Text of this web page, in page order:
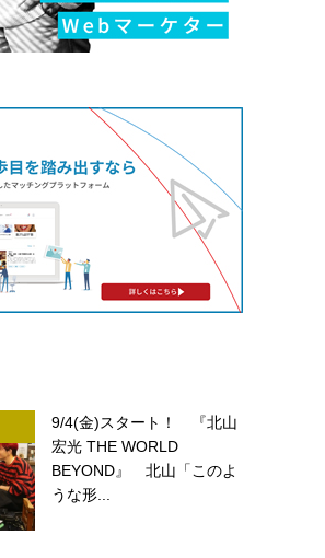
9/4(金)スタート！ 『北山
宏光 THE WORLD
BEYOND』 北山「このよ
うな形...